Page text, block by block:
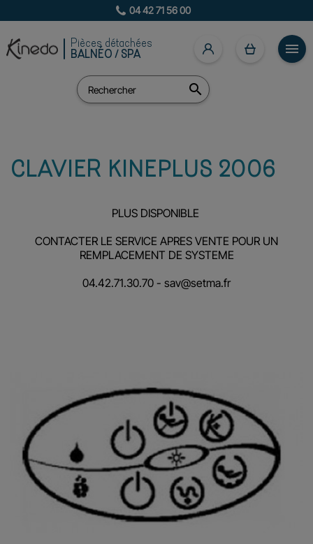
04 42 71 56 00

Pièces détachées
BALNÉO / SPA

CLAVIER KINEPLUS 2006
PLUS DISPONIBLE
CONTACTER LE SERVICE APRES VENTE POUR UN
REMPLACEMENT DE SYSTEME
04.42.71.30.70 - sav@setma.fr